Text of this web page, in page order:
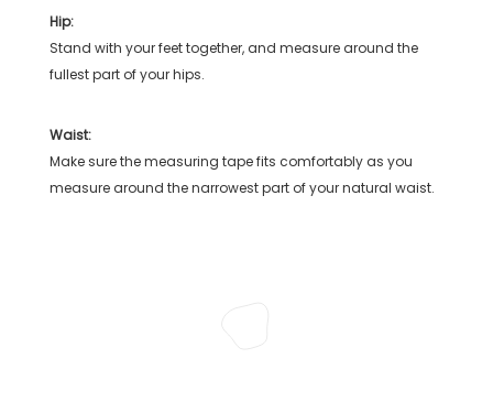
Hip:
Stand with your feet together, and measure around the
fullest part of your hips.
Waist:
Make sure the measuring tape fits comfortably as you
measure around the narrowest part of your natural waist.